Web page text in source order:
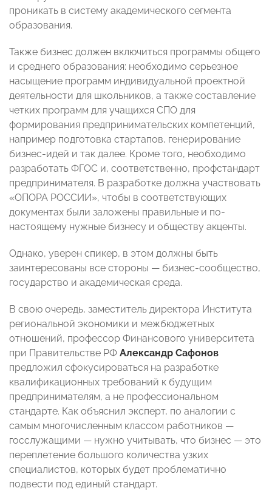
проникать в систему академического сегмента
образования.
Также бизнес должен включиться программы общего
и среднего образования: необходимо серьезное
насыщение программ индивидуальной проектной
деятельности для школьников, а также составление
четких программ для учащихся СПО для
формирования предпринимательских компетенций,
например подготовка стартапов, генерирование
бизнес-идей и так далее. Кроме того, необходимо
разработать ФГОС и, соответственно, профстандарт
предпринимателя. В разработке должна участвовать
«ОПОРА РОССИИ», чтобы в соответствующих
документах были заложены правильные и по-
настоящему нужные бизнесу и обществу акценты.
Однако, уверен спикер, в этом должны быть
заинтересованы все стороны — бизнес-сообщество,
государство и академическая среда.
В свою очередь, заместитель директора Института
региональной экономики и межбюджетных
отношений, профессор Финансового университета
при Правительстве РФ Александр Сафонов
предложил сфокусироваться на разработке
квалификационных требований к будущим
предпринимателям, а не профессиональном
стандарте. Как объяснил эксперт, по аналогии с
самым многочисленным классом работников —
госслужащими — нужно учитывать, что бизнес — это
переплетение большого количества узких
специалистов, которых будет проблематично
подвести под единый стандарт.